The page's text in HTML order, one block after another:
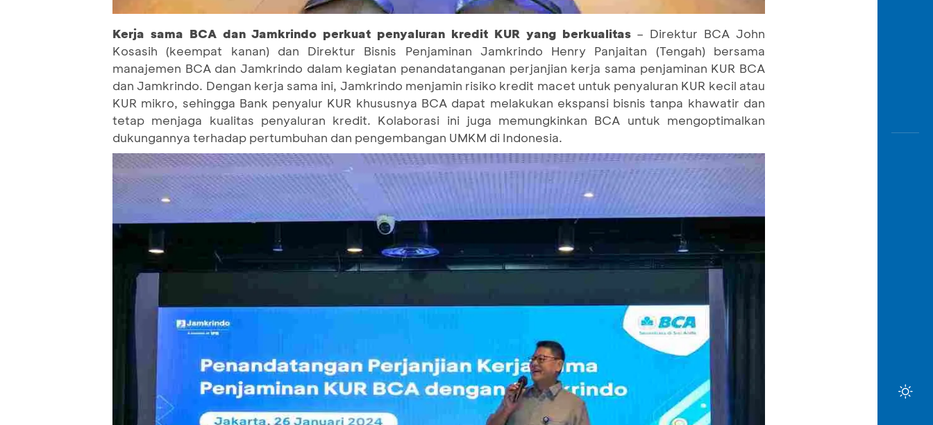
Kerja sama BCA dan Jamkrindo perkuat penyaluran kredit KUR yang berkualitas – Direktur BCA John
Kosasih (keempat kanan) dan Direktur Bisnis Penjaminan Jamkrindo Henry Panjaitan (Tengah) bersama
manajemen BCA dan Jamkrindo dalam kegiatan penandatanganan perjanjian kerja sama penjaminan KUR BCA
dan Jamkrindo. Dengan kerja sama ini, Jamkrindo menjamin risiko kredit macet untuk penyaluran KUR kecil atau
KUR mikro, sehingga Bank penyalur KUR khususnya BCA dapat melakukan ekspansi bisnis tanpa khawatir dan
tetap menjaga kualitas penyaluran kredit. Kolaborasi ini juga memungkinkan BCA untuk mengoptimalkan
dukungannya terhadap pertumbuhan dan pengembangan UMKM di Indonesia.